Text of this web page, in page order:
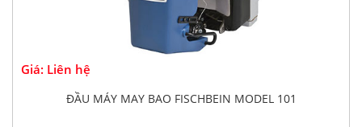
Giá: Liên hệ
ĐẦU MÁY MAY BAO FISCHBEIN MODEL 101